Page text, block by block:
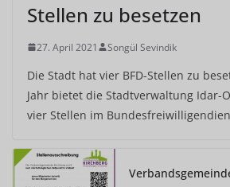
Stellen zu besetzen
27. April 2021 Songül Sevindik
Die Stadt hat vier BFD-Stellen zu
Jahr bietet die Stadtverwaltung Idar-
vier Stellen im